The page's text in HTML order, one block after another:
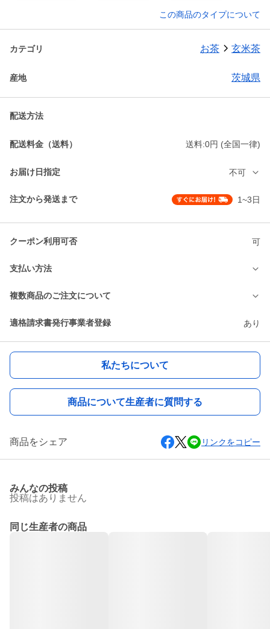
この商品のタイプについて
カテゴリ お茶 玄米茶
産地 茨城県
配送方法
配送料金（送料） 送料:0円 (全国一律)
お届け日指定 不可
注文から発送まで 1~3日
クーポン利用可否 可
支払い方法
複数商品のご注文について
適格請求書発行事業者登録 あり
私たちについて
商品について生産者に質問する
商品をシェア リンクをコピー
みんなの投稿
投稿はありません
同じ生産者の商品